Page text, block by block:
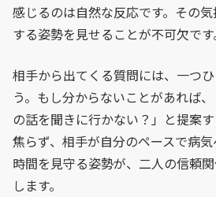
感じるのは自然な反応です。その
する姿勢を見せることが不可欠です
相手から出てくる質問には、一つ
う。もし分からないことがあれば
の話を聞きに行かない？」と提案す
焦らず、相手が自分のペースで病
時間を見守る姿勢が、二人の信頼
します。